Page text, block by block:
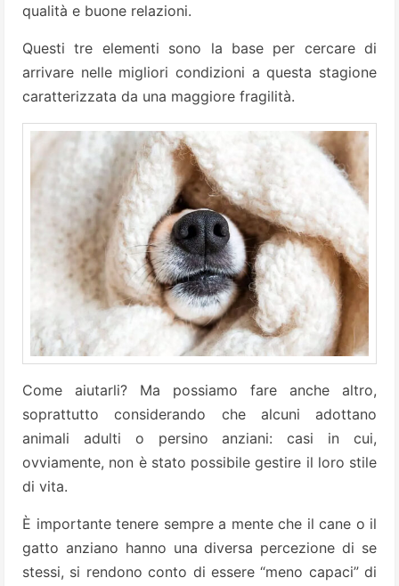
qualità e buone relazioni.
Questi tre elementi sono la base per cercare di
arrivare nelle migliori condizioni a questa stagione
caratterizzata da una maggiore fragilità.
Come aiutarli? Ma possiamo fare anche altro,
soprattutto considerando che alcuni adottano
animali adulti o persino anziani: casi in cui,
ovviamente, non è stato possibile gestire il loro stile
di vita.
È importante tenere sempre a mente che il cane o il
gatto anziano hanno una diversa percezione di se
stessi, si rendono conto di essere “meno capaci” di